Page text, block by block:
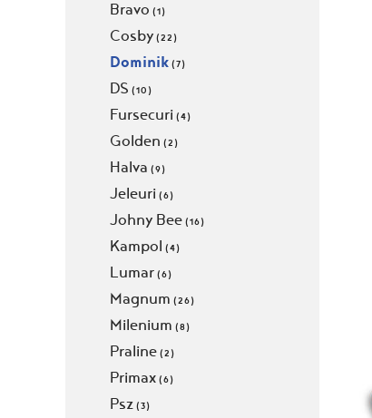
Bravo (1)
Cosby (22)
Dominik (7)
DS (10)
Fursecuri (4)
Golden (2)
Halva (9)
Jeleuri (6)
Johny Bee (16)
Kampol (4)
Lumar (6)
Magnum (26)
Milenium (8)
Praline (2)
Primax (6)
Psz (3)